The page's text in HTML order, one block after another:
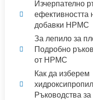
Изчерпателно
ефективността
добавки HPMC
За лепило за
Подробно
от HPMC
Как да изберем
Ръководства за